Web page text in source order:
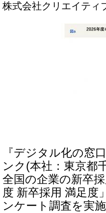
株式会社クリエイティ
『デジタル化の窓
ンク(本社：東京都
全国の企業の新卒
度 新卒採用 満足度
ンケート調査を実